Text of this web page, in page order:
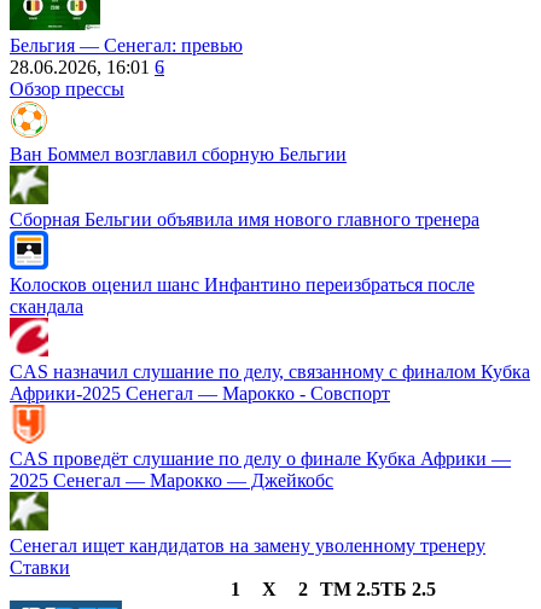
Бельгия — Сенегал: превью
28.06.2026, 16:01 6
Обзор прессы
Ван Боммел возглавил сборную Бельгии
Сборная Бельгии объявила имя нового главного тренера
Колосков оценил шанс Инфантино переизбраться после
скандала
CAS назначил слушание по делу, связанному с финалом Кубка
Африки‑2025 Сенегал — Марокко - Совспорт
CAS проведёт слушание по делу о финале Кубка Африки —
2025 Сенегал — Марокко — Джейкобс
Сенегал ищет кандидатов на замену уволенному тренеру
Ставки
1
X 2 ТМ 2.5ТБ 2.5